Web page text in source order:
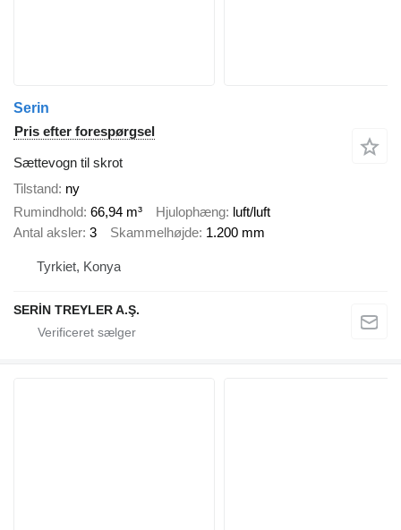
Serin
Pris efter forespørgsel
Sættevogn til skrot
Tilstand ny
Rumindhold 66,94 m³ Hjulophæng luft/luft
Antal aksler 3 Skammelhøjde 1.200 mm
Tyrkiet, Konya
SERİN TREYLER A.Ş.